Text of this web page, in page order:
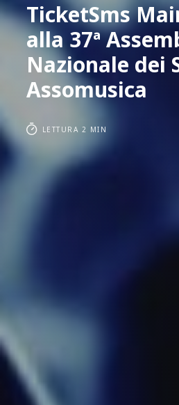
TicketSms
alla 37ª
Nazionale dei
Assomusica
LETTURA 2 MIN